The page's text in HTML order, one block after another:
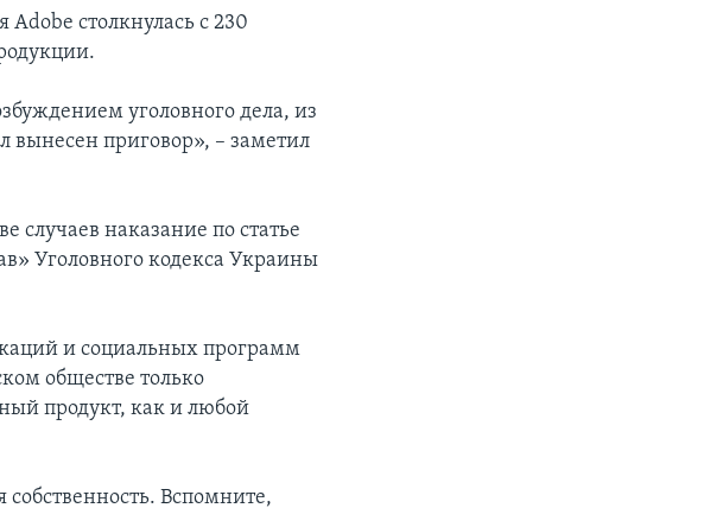
столкнулась с 230
уголовного дела, из
вынесен приговор», – заметил
случаев наказание по статье
Уголовного кодекса Украины
и социальных программ
обществе только
продукт, как и любой
Вспомните,